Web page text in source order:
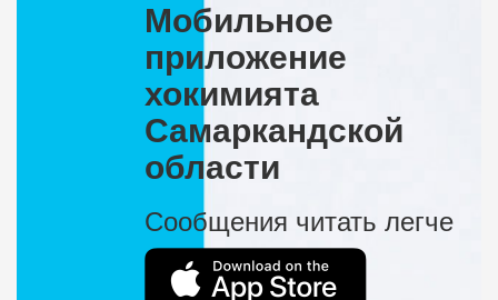
Мобильное
приложение
хокимията
Самаркандской
области
Сообщения читать легче